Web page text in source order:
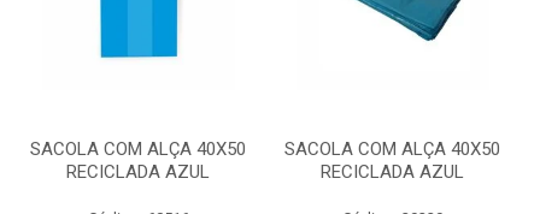
SACOLA COM ALÇA 40X50
RECICLADA AZUL
SACOLA COM ALÇA 40X50
RECICLADA AZUL